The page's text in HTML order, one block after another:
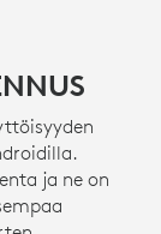
ja ne on